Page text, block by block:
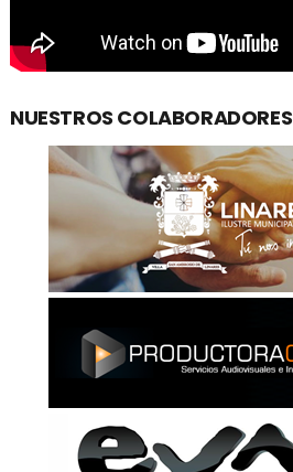
NUESTROS COLABORADORES